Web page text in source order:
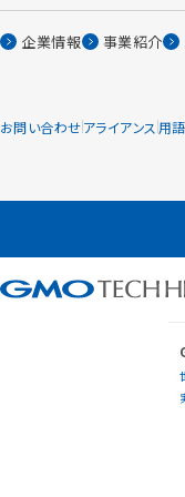
企業情報 事業紹介
お問い合わせアライアンス 用